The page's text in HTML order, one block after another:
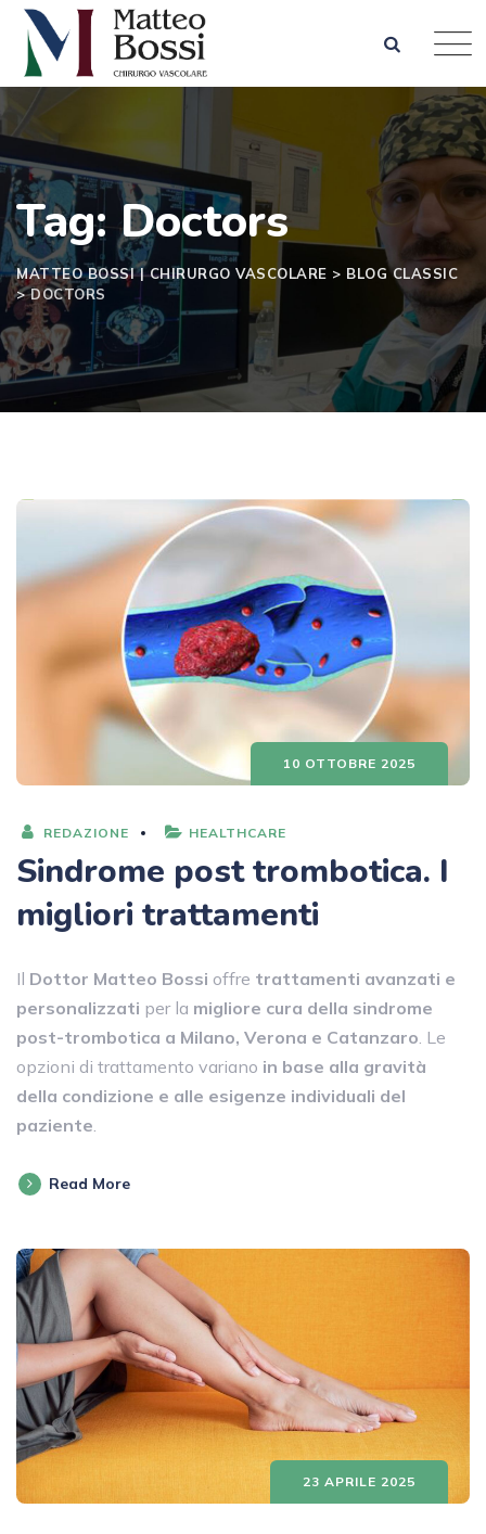
Skip
content
Tag: Doctors
MATTEO BOSSI | CHIRURGO VASCOLARE > BLOG CLASSIC
>DOCTORS
10 OTTOBRE 2025
REDAZIONE HEALTHCARE
Sindrome post trombotica. I
migliori trattamenti
Il Dottor Matteo Bossi offre trattamenti avanzati e
personalizzati per la migliore cura della sindrome
post-trombotica a Milano, Verona e Catanzaro . Le
opzioni di trattamento variano in base alla gravità
della condizione e alle esigenze individuali del
paziente
Read More
23 APRILE 2025